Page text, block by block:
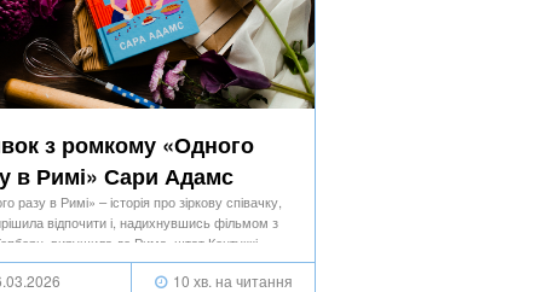
з ромкому «Одного
в Римі» Сари Адамс
разу в Римі» – історія про зіркову співачку,
відпочити і, надихнувшись фільмом з
вирушила до Рима, штат Кентуккі…
10 хв. на читання